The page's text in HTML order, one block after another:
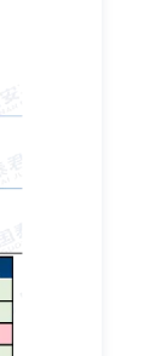
缓释放，中游贸易商
制下，尿素上方空间
设定200万吨附近出
弱、偏弱、中性、
的专业投资者参考，
若给您造成不便，敬
具体业务的推介，亦
户。请您根据自身的
中国期货业协会授予
同设想、见解及分析
息来源于已公开的资
本公司于发布本报告